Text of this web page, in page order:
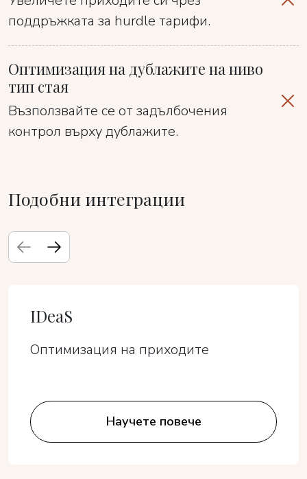
поддръжката за hurdle тарифи.
Оптимизация на дублажите на ниво
тип стая
Възползвайте се от задълбочения
контрол върху дублажите.
Подобни интеграции
IDeaS
Оптимизация на приходите
Научете повече